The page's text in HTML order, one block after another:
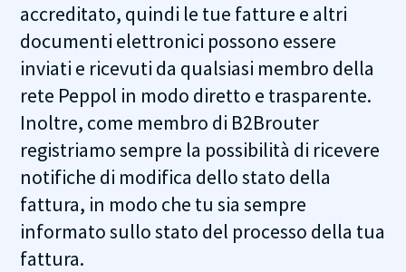
accreditato, quindi le tue fatture e altri
documenti elettronici possono essere
inviati e ricevuti da qualsiasi membro della
rete Peppol in modo diretto e trasparente.
Inoltre, come membro di B2Brouter
registriamo sempre la possibilità di ricevere
notifiche di modifica dello stato della
fattura, in modo che tu sia sempre
informato sullo stato del processo della tua
fattura.